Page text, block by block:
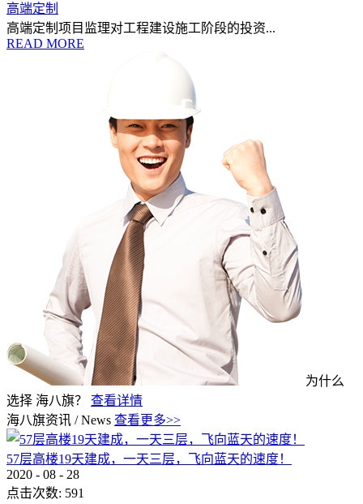
高端定制
高端定制项目监理对工程建设施工阶段的投资...
READ MORE
为什么
选择 海八旗？
查看详情
海八旗资讯 / News 查看更多>>
57层高楼19天建成，一天三层，飞向蓝天的速度！
2020 - 08 - 28
点击次数: 591